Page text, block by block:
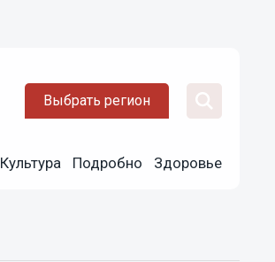
Выбрать регион
Культура Подробно Здоровье